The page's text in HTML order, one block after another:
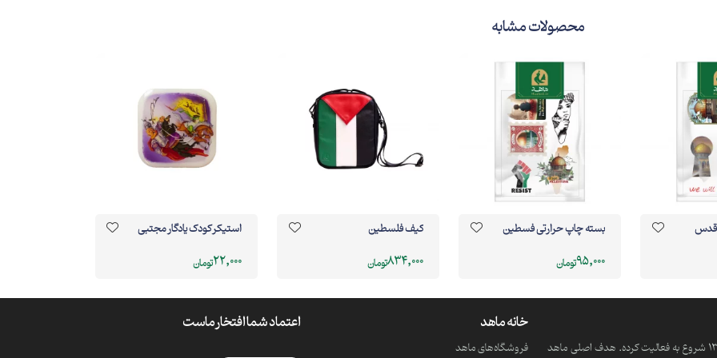
محصولات مشابه
قدس بسته چاپ حرارتی فسطین
95,000تومان
کیف فلسطین
834,000تومان
استیکر کودک یادگار مجتبی
22,000تومان
ماهد یک موسسه فرهنگی و مذهبی دانش بنیان است که از سال 1390 شروع به فعالیت کرده. هدف اصلی ماهد
خانه ماهد
فروشگاه‌های ماهد
اعتماد شما افتخار ماست